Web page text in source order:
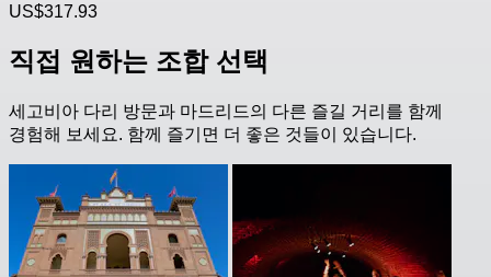
US$317.93
직접 원하는 조합 선택
세고비아 다리 방문과 마드리드의 다른 즐길 거리를 함께
경험해 보세요. 함께 즐기면 더 좋은 것들이 있습니다.